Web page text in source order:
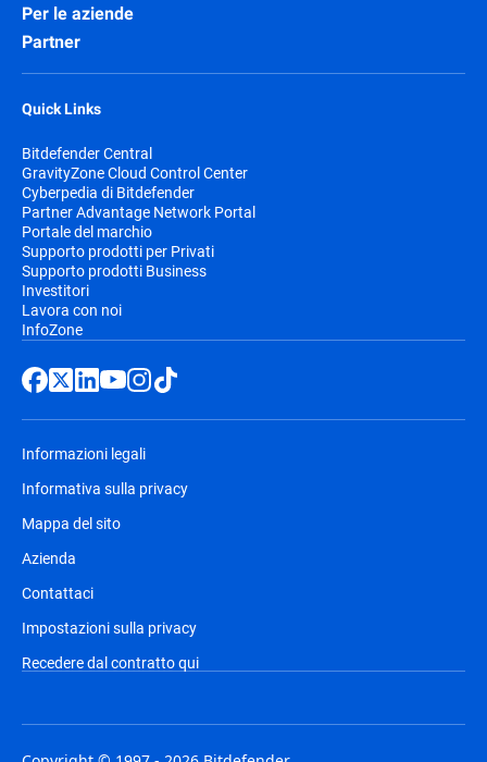
Per le aziende
Partner
Quick Links
Bitdefender Central
GravityZone Cloud Control Center
Cyberpedia di Bitdefender
Partner Advantage Network Portal
Portale del marchio
Supporto prodotti per Privati
Supporto prodotti Business
Investitori
Lavora con noi
InfoZone
Informazioni legali
Informativa sulla privacy
Mappa del sito
Azienda
Contattaci
Impostazioni sulla privacy
Recedere dal contratto qui